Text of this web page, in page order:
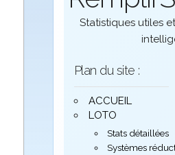
Statistiques utiles
Plan du site :
ACCUEIL
LOTO
Stats détaillées
Systèmes